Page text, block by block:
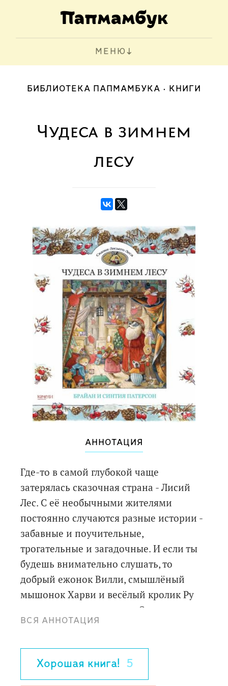
МЕНЮ
БИБЛИОТЕКА ПАПМАМБУКА КНИГИ
Чудеса в зимнем
лесу
АННОТАЦИЯ
Где-то в самой глубокой чаще
затерялась сказочная страна - Лисий
Лес. С её необычными жителями
постоянно случаются разные истории -
забавные и поучительные,
трогательные и загадочные. И если ты
будешь внимательно слушать, то
добрый ежонок Вилли, смышлёный
мышонок Харви и весёлый кролик Ру
станут твоими друзьями. Они расскажут
волшебные сказки Лисьего Леса. А ты
удивительных происшествий.
Зима - лучшее время для чудес.
ВСЯ АННОТАЦИЯ
Хорошая книга! 5